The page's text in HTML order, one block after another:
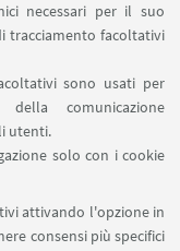
necessari per il suo
tracciamento facoltativi
sono usati per
comunicazione
utenti.
solo con i cookie
attivando l'opzione in
consensi più specifici
SU: